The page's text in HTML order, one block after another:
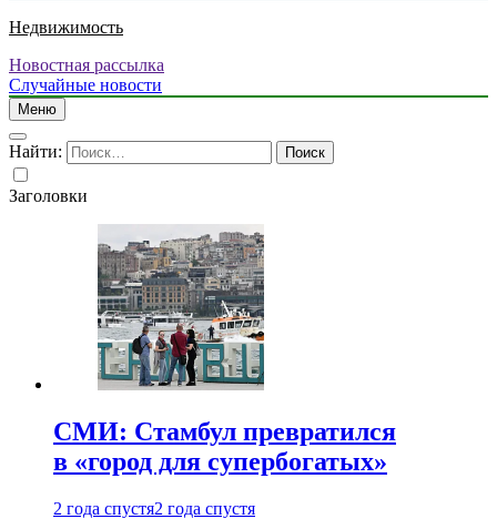
Недвижимость
Новостная рассылка
Случайные новости
Меню
Найти:
Заголовки
СМИ: Стамбул превратился
в «город для супербогатых»
2 года спустя2 года спустя